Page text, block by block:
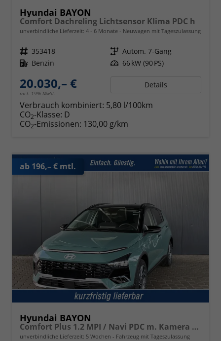
Hyundai BAYON
Comfort Dachreling Lichtsensor Klima PDC h
unverbindliche Lieferzeit: 4 - 6 Monate Neuwagen mit Tageszulassung
Fahrzeugnr. 353418 Getriebe Autom. 7-Gang
Kraftstoff Benzin Leistung 66 kW (90 PS)
20.030,– €
incl. 19% MwSt.
Details
Verbrauch kombiniert: 5,80 l/100km
CO2-Klasse: D
CO2-Emissionen: 130,00 g/km
ab 196,– € mtl.
Hyundai BAYON
Comfort Plus 1.2 MPI / Navi PDC m. Kamera Klimaautom./ LED Sitz & Lenkr.Heiz/ Alu16
unverbindliche Lieferzeit: 5 Wochen Fahrzeug mit Tageszulassung